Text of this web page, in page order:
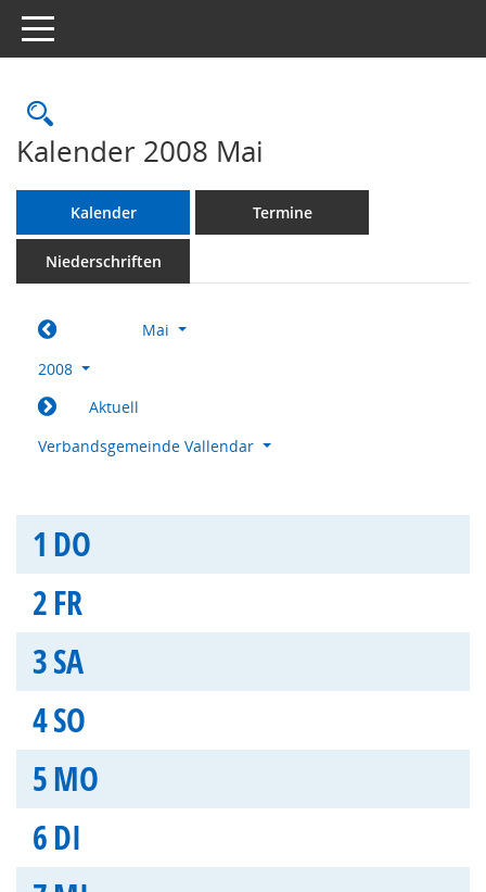
Toggle navigation
Rechercheauswahl
Kalender 2008 Mai
Kalender Termine
Niederschriften
Mai
2008
Aktuell
Verbandsgemeinde Vallendar
1 DO
2FR
3SA
4SO
5MO
6DI